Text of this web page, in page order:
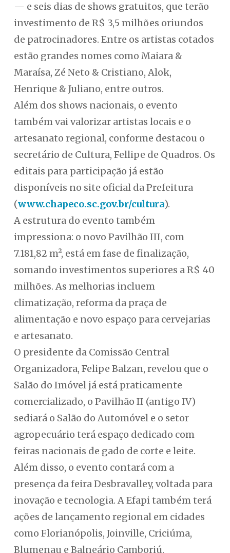
— e seis dias de shows gratuitos, que terão
investimento de R$ 3,5 milhões oriundos
de patrocinadores. Entre os artistas cotados
estão grandes nomes como Maiara &
Maraísa, Zé Neto & Cristiano, Alok,
Henrique & Juliano, entre outros.
Além dos shows nacionais, o evento
também vai valorizar artistas locais e o
artesanato regional, conforme destacou o
secretário de Cultura, Fellipe de Quadros. Os
editais para participação já estão
disponíveis no site oficial da Prefeitura
(www.chapeco.sc.gov.br/cultura).
A estrutura do evento também
impressiona: o novo Pavilhão III, com
7.181,82 m², está em fase de finalização,
somando investimentos superiores a R$ 40
milhões. As melhorias incluem
climatização, reforma da praça de
alimentação e novo espaço para cervejarias
e artesanato.
O presidente da Comissão Central
Organizadora, Felipe Balzan, revelou que o
Salão do Imóvel já está praticamente
comercializado, o Pavilhão II (antigo IV)
sediará o Salão do Automóvel e o setor
agropecuário terá espaço dedicado com
feiras nacionais de gado de corte e leite.
Além disso, o evento contará com a
presença da feira Desbravalley, voltada para
inovação e tecnologia. A Efapi também terá
ações de lançamento regional em cidades
como Florianópolis, Joinville, Criciúma,
Blumenau e Balneário Camboriú,